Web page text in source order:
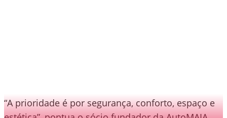
“A prioridade é por segurança, conforto, espaço e